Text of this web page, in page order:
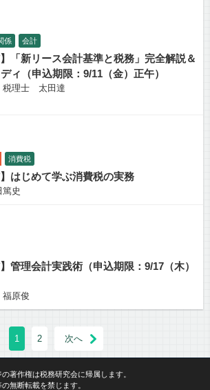
係 会計
】「新リース会計基準と税務」完全解説＆
ィ（申込期限：9/11（金）正午）
税理士 太田達
消費税
】はじめて学ぶ消費税の実務
史
管理会計実践術（申込期限：9/17（木）
原俊
1 2 次へ
著作権は税務研究会に帰属します。
無断転載を禁じます。